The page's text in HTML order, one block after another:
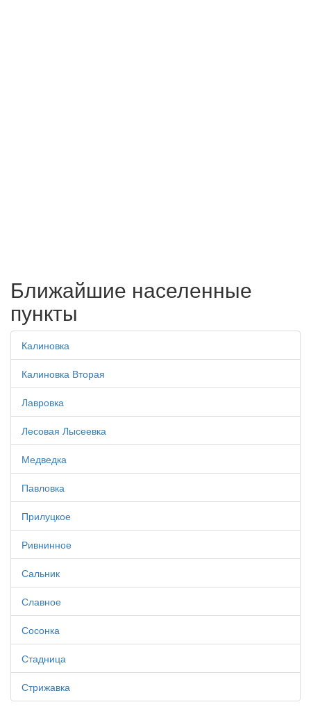
Ближайшие населенные
пункты
Калиновка
Калиновка Вторая
Лавровка
Лесовая Лысеевка
Медведка
Павловка
Прилуцкое
Ривнинное
Сальник
Славное
Сосонка
Стадница
Стрижавка